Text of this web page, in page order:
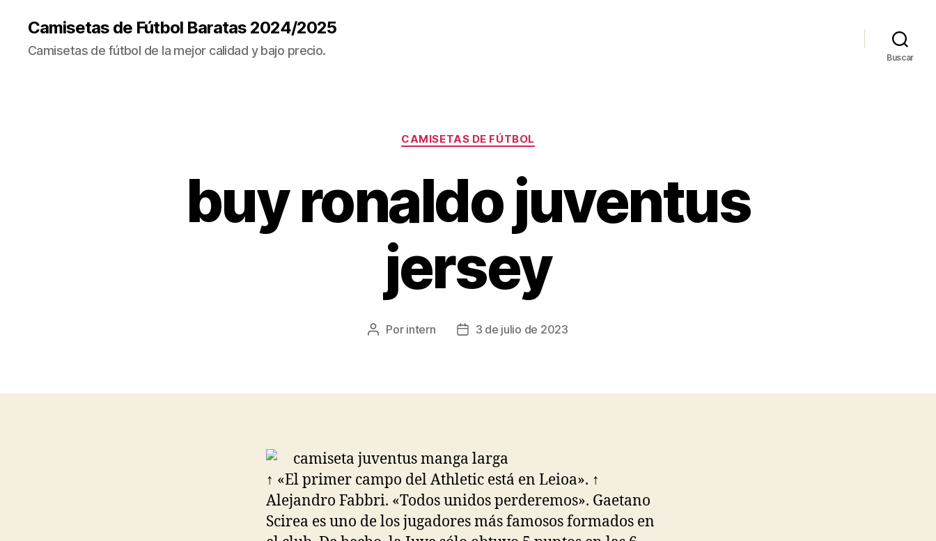
Camisetas de Fútbol Baratas 2024/2025
Camisetas de fútbol de la mejor calidad y bajo precio. Buscar
Categorías
CAMISETAS DE FÚTBOL
buy ronaldo juventus
jersey
Autor
Por intern
Fecha3 de julio de 2023
↑ «El primer campo del Athletic está en Leioa». ↑
Alejandro Fabbri. «Todos unidos perderemos». Gaetano
Scirea es uno de los jugadores más famosos formados en